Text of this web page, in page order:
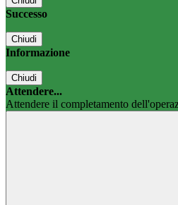
Successo
Chiudi
Informazione
Chiudi
Attendere...
Attendere il completamento